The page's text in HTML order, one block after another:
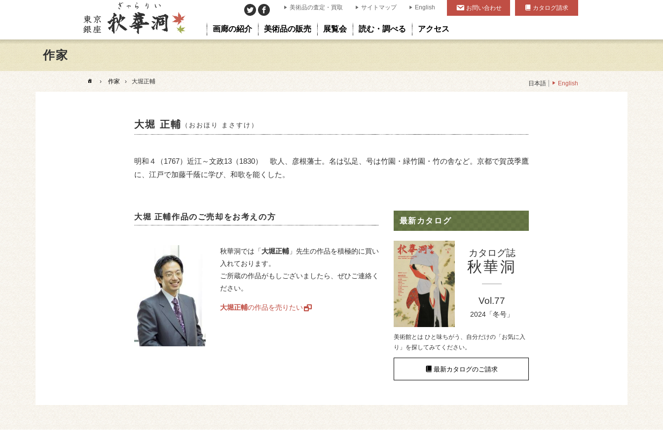
絵画骨董買取プロ
画廊の紹介 美術品の販売 展覧会 読む・調べる アクセス
美術品の査定・買取 サイトマップ English お問い合わせ カタログ請求
作家
› 作家 › 大堀正輔 日本語 English
大堀 正輔 （おおほり まさすけ）
明和４（1767）近江～文政13（1830） 歌人、彦根藩士。名は弘足、号は竹園・緑竹園・竹の舎など。京都で賀茂季鷹
に、江戸で加藤千蔭に学び、和歌を能くした。
大堀 正輔作品のご売却をお考えの方
秋華洞では「大堀正輔」先生の作品を積極的に買い
入れております。
ご所蔵の作品がもしございましたら、ぜひご連絡く
ださい。
大堀正輔の作品を売りたい
最新カタログ
カタログ誌
秋華洞
Vol.77
2024「冬号」
美術館とは ひと味ちがう、自分だけの「お気に入
り」を探してみてください。
最新カタログのご請求